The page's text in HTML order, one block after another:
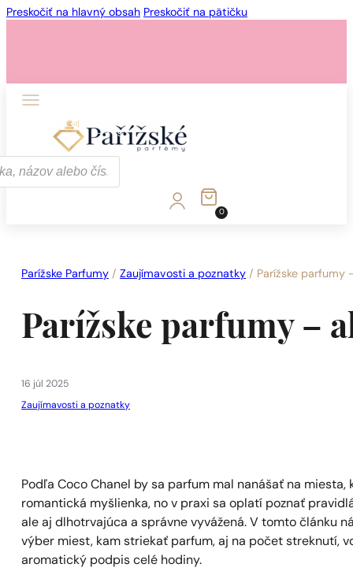
Preskočiť na hlavný obsah Preskočiť na pätičku
1 - 3 ks.
0
Parížske Parfumy /Zaujímavosti a poznatky / Parížske parfumy
Parížske parfumy –
16 júl 2025
Zaujímavosti a poznatky
Podľa Coco Chanel by sa parfum mal nanášať na
romantická myšlienka, no v praxi sa oplatí poznať
ale aj dlhotrvajúca a správne vyvážená. V tomto článku
výber miest, kam striekať parfum, aj na počet streknutí,
aromatický podpis celé hodiny.